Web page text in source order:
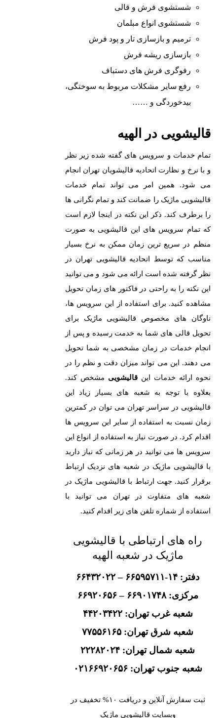
شستشوی فرش و قالی
شستشوی انواع مبلمان
ترمیم و بازسازی تار و پود فرش
بازسازی ریشه فرش
رفوگری فرش های دستباف
رفع سایر مشکلات مربوط به سوختگی،
بیدخوردگی و ……
قالیشویی در الهیه
تمام خدمات و سرویس های گفته شده زیر نظر
و با نرخ و نظارت اتحادیه قالیشویان تهران انجام
می شود. همین امر می تواند تمام خدمات
قالیشویی ماژیک را ضمانت کند و تمام نگرانی ها
را برطرف کند. ذکر این نکته در اینجا لازم است
که تمام سرویس های این قالیشویی به صورت
منظم در سریع ترین زمان ممکن به نرخ بسیار
مناسب که توسط اتحادیه قالیشویی تهران در
نظر گرفته شده است ارائه می شود و می توانید
این نکته را به راحتی در فاکتور های زمان تحویل
مشاهده کنید. برای استفاده از این سرویس ها،
ناوگان های مخصوص قالیشویی ماژیک برای
تحویل قالی های شما به خدمت رسیده و پس از
انجام خدمات در زمان مشخصی به شما تحویل
می دهند. این می تواند میزان دقت و نظم را در
نحوه ارائه خدمات اینقالیشویی مشخص کند.
بعلاوه با توجه به شعبه های بسیار زیاد این
قالیشویی در سراسر تهران می توان در کمترین
زمان نسبت به استفاده از سایر این سرویس ها
اقدام کرد. در صورت نیاز به استفاده از انواع این
سرویس ها می توانید در هر زمانی که نیاز دارید
با قالیشویی ماژیک در شعبه های نزدیک ارتباط
برقرار کنید. جهت ارتباط با قالیشویی ماژیک در
شعبه های متفاوت در تهران می توانید با
استفاده از شماره تلفن های زیر اقدام کنید.
راه های ارتباطی با قالیشویی
ماژیک در شعبه الهیه
دفتر: ۱۴-۶۶۵۹۵۷۱۱ – ۶۶۴۳۲۰۲۲
مرکزی: ۶۶۹۰۱۷۴۸ – ۶۶۹۲۰۶۵۶
شعبه غرب تهران: ۴۴۲۰۳۴۲۲
شعبه شرق تهران: ۷۷۵۵۶۱۶۵
شعبه شمال تهران: ۲۲۲۸۲۰۲۴
شعبه جنوب تهران: ۰۲۱۶۶۹۲۰۶۵۶
ثبت سفارش آنلاین و دریافت ۱۰% تخفیف در
وبسایت قالیشویی ماژیک